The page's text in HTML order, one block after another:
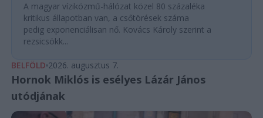
A magyar víziközmű-hálózat közel 80 százaléka
kritikus állapotban van, a csőtörések száma
pedig exponenciálisan nő. Kovács Károly szerint a
rezsicsökk...
BELFÖLD 2026. augusztus 7.
Hornok Miklós is esélyes Lázár János
utódjának